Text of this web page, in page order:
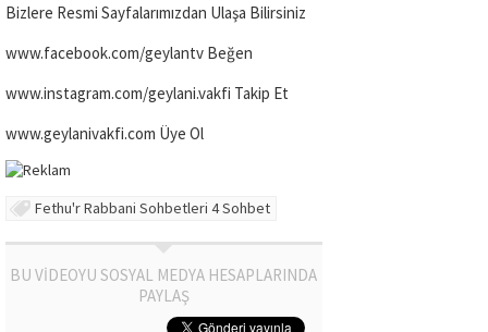
Bizlere Resmi Sayfalarımızdan Ulaşa Bilirsiniz
www.facebook.com/geylantv Beğen
www.instagram.com/geylani.vakfi Takip Et
www.geylanivakfi.com Üye Ol
Fethu'r Rabbani Sohbetleri 4 Sohbet
BU VİDEOYU SOSYAL MEDYA HESAPLARINDA
PAYLAŞ